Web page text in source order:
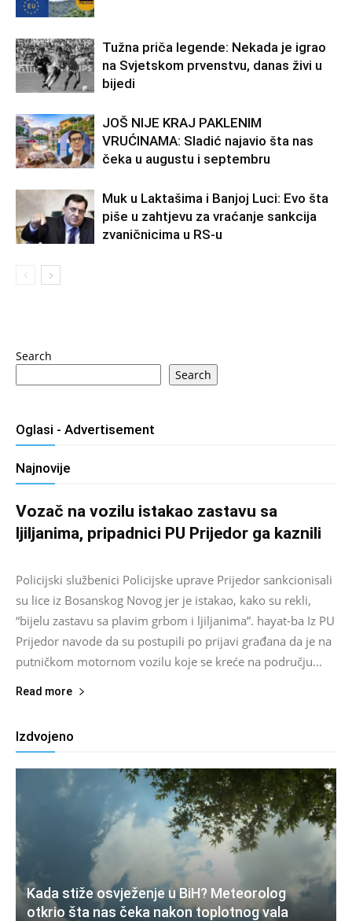
Tužna priča legende: Nekada je igrao
na Svjetskom prvenstvu, danas živi u
bijedi
JOŠ NIJE KRAJ PAKLENIM
VRUĆINAMA: Sladić najavio šta nas
čeka u augustu i septembru
Muk u Laktašima i Banjoj Luci: Evo šta
piše u zahtjevu za vraćanje sankcija
zvaničnicima u RS-u
Search
Search
Oglasi - Advertisement
Najnovije
Vozač na vozilu istakao zastavu sa
ljiljanima, pripadnici PU Prijedor ga kaznili
Salim D. - August 7, 2026
Policijski službenici Policijske uprave Prijedor sankcionisali
su lice iz Bosanskog Novog jer je istakao, kako su rekli,
“bijelu zastavu sa plavim grbom i ljiljanima”. hayat-ba Iz PU
Prijedor navode da su postupili po prijavi građana da je na
putničkom motornom vozilu koje se kreće na području...
Read more
Izdvojeno
Kada stiže osvježenje u BiH? Meteorolog
otkrio šta nas čeka nakon toplotnog vala